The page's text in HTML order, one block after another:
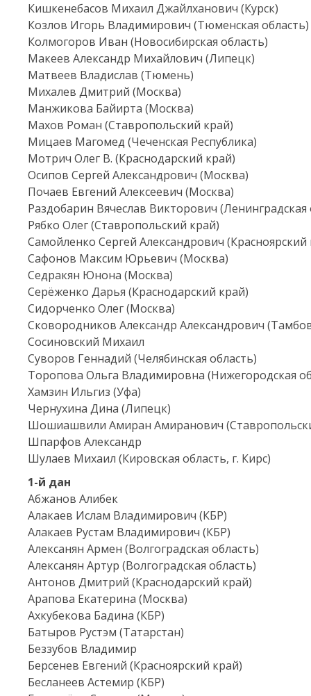
Кишкенебасов Михаил Джайлханович (Курск)
Козлов Игорь Владимирович (Тюменская область)
Колмогоров Иван (Новосибирская область)
Макеев Александр Михайлович (Липецк)
Матвеев Владислав (Тюмень)
Михалев Дмитрий (Москва)
Манжикова Байирта (Москва)
Махов Роман (Ставропольский край)
Мицаев Магомед (Чеченская Республика)
Мотрич Олег В. (Краснодарский край)
Осипов Сергей Александрович (Москва)
Почаев Евгений Алексеевич (Москва)
Раздобарин Вячеслав Викторович (Ленинградская
Рябко Олег (Ставропольский край)
Самойленко Сергей Александрович (Красноярский
Сафонов Максим Юрьевич (Москва)
Седракян Юнона (Москва)
Серёженко Дарья (Краснодарский край)
Сидорченко Олег (Москва)
Сковородников Александр Александрович
Сосиновский Михаил
Суворов Геннадий (Челябинская область)
Торопова Ольга Владимировна (Нижегородская
Хамзин Ильгиз (Уфа)
Чернухина Дина (Липецк)
Шошиашвили Амиран Амиранович
Шпарфов Александр
Шулаев Михаил (Кировская область, г. Кирс)
1-й дан
Абжанов Алибек
Алакаев Ислам Владимирович (КБР)
Алакаев Рустам Владимирович (КБР)
Алексанян Армен (Волгоградская область)
Алексанян Артур (Волгоградская область)
Антонов Дмитрий (Краснодарский край)
Арапова Екатерина (Москва)
Ахкубекова Бадина (КБР)
Батыров Рустэм (Татарстан)
Беззубов Владимир
Берсенев Евгений (Красноярский край)
Бесланеев Астемир (КБР)